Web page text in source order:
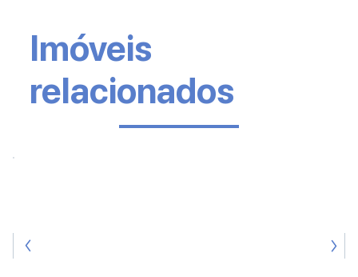
Imóveis
relacionados